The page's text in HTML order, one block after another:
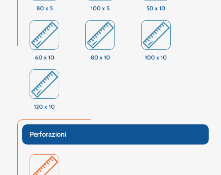
80 x 5 100 x 5 50 x 10
60 x 10 80 x 10 100 x 10
120 x 10
Perforazioni